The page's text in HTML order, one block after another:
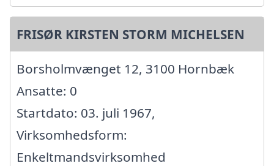
FRISØR KIRSTEN STORM MICHELSEN
Borsholmvænget 12, 3100 Hornbæk
Ansatte: 0
Startdato: 03. juli 1967,
Virksomhedsform:
Enkeltmandsvirksomhed